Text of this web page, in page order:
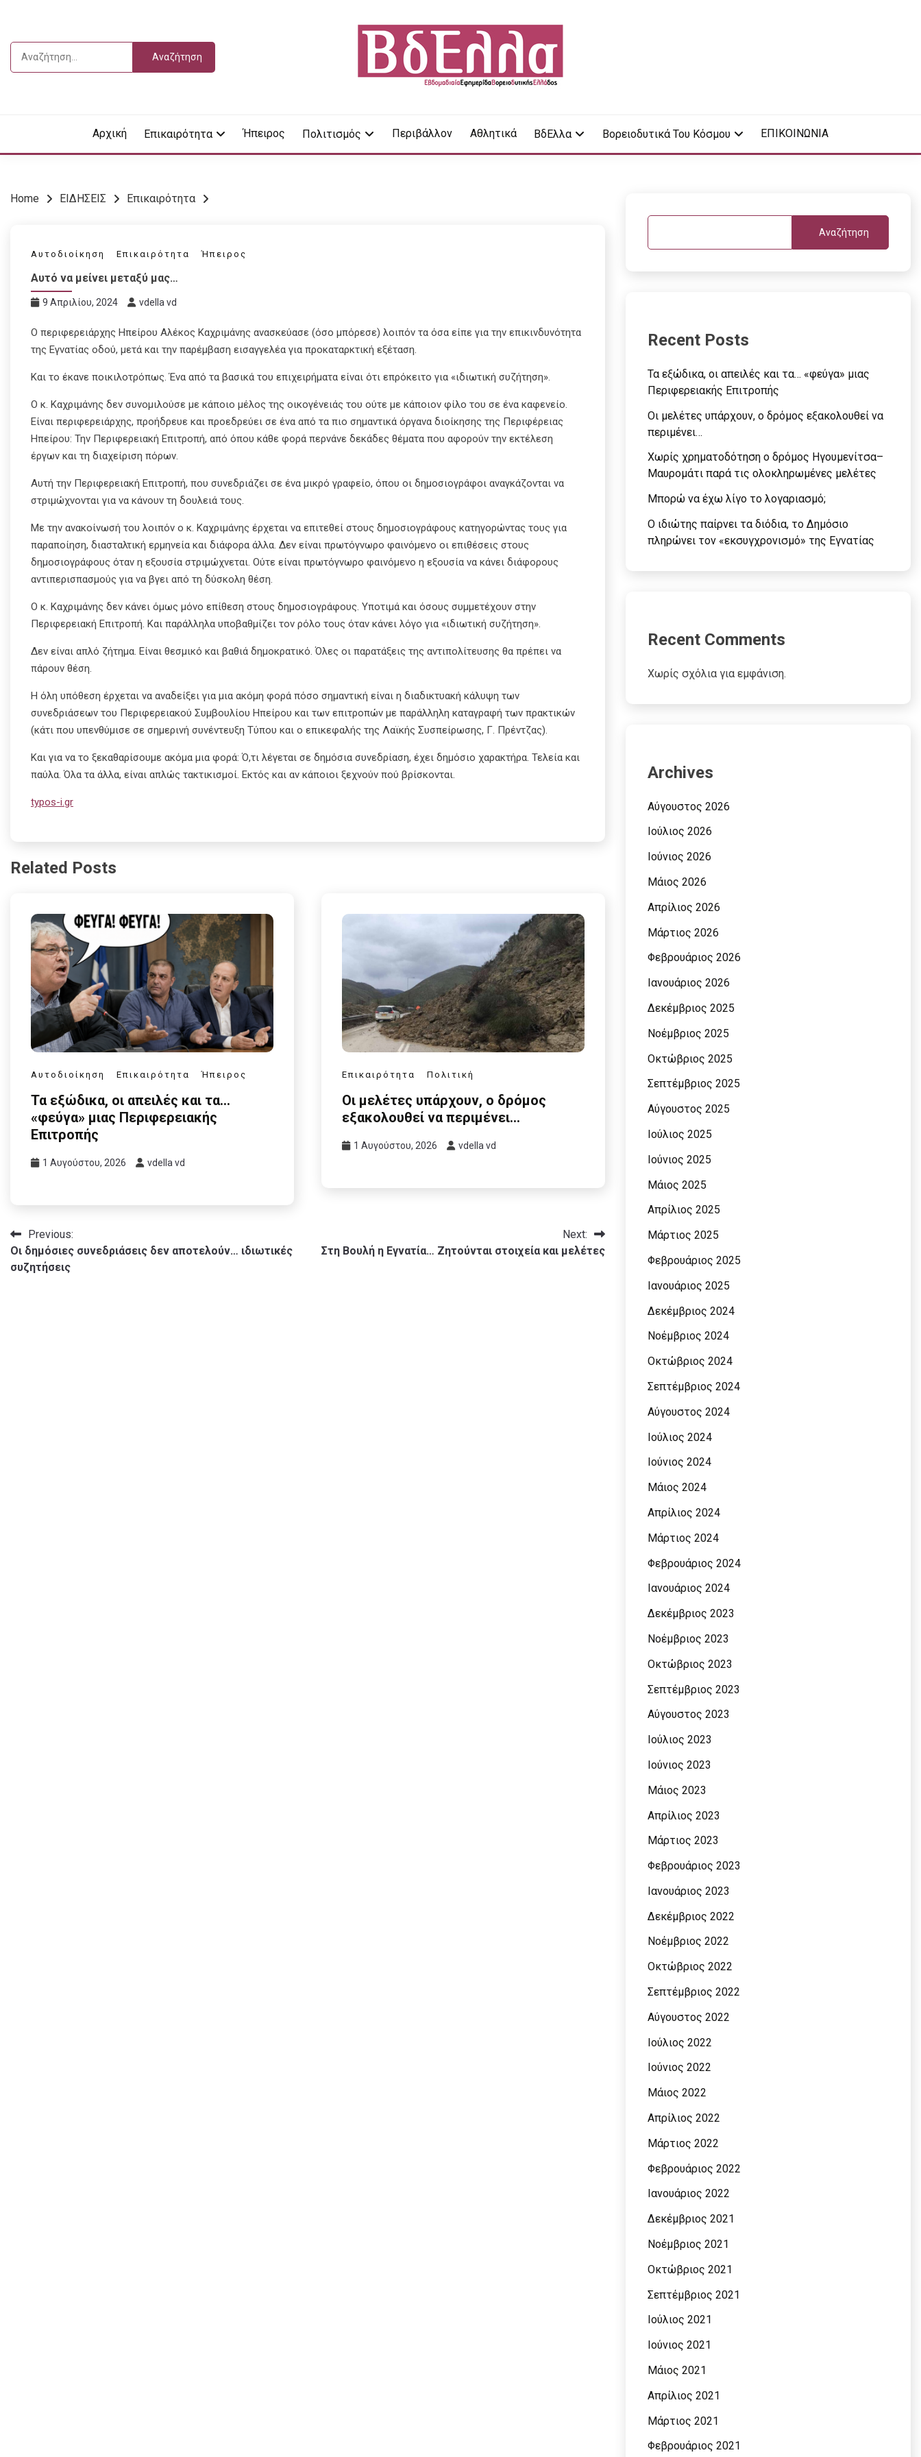
content
Αναζήτηση
Αρχική Επικαιρότητα Ήπειρος Πολιτισμός Περιβάλλον Αθλητικά ΒδΕλλα Βορειοδυτικά Του Κόσμου ΕΠΙΚΟΙΝΩΝΙΑ
Home ΕΙΔΗΣΕΙΣ Επικαιρότητα
Αυτοδιοίκηση Επικαιρότητα Ήπειρος
Αυτό να μείνει μεταξύ μας…
9 Απριλίου, 2024 vdella vd
Ο περιφερειάρχης Ηπείρου Αλέκος Καχριμάνης ανασκεύασε (όσο μπόρεσε) λοιπόν τα όσα είπε για την επικινδυνότητα
της Εγνατίας οδού, μετά και την παρέμβαση εισαγγελέα για προκαταρκτική εξέταση.
Και το έκανε ποικιλοτρόπως. Ένα από τα βασικά του επιχειρήματα είναι ότι επρόκειτο για «ιδιωτική συζήτηση».
Ο κ. Καχριμάνης δεν συνομιλούσε με κάποιο μέλος της οικογένειάς του ούτε με κάποιον φίλο του σε ένα καφενείο.
Είναι περιφερειάρχης, προήδρευε και προεδρεύει σε ένα από τα πιο σημαντικά όργανα διοίκησης της Περιφέρειας
Ηπείρου: Την Περιφερειακή Επιτροπή, από όπου κάθε φορά περνάνε δεκάδες θέματα που αφορούν την εκτέλεση
έργων και τη διαχείριση πόρων.
Αυτή την Περιφερειακή Επιτροπή, που συνεδριάζει σε ένα μικρό γραφείο, όπου οι δημοσιογράφοι αναγκάζονται να
στριμώχνονται για να κάνουν τη δουλειά τους.
Με την ανακοίνωσή του λοιπόν ο κ. Καχριμάνης έρχεται να επιτεθεί στους δημοσιογράφους κατηγορώντας τους για
παραποίηση, διασταλτική ερμηνεία και διάφορα άλλα. Δεν είναι πρωτόγνωρο φαινόμενο οι επιθέσεις στους
δημοσιογράφους όταν η εξουσία στριμώχνεται. Ούτε είναι πρωτόγνωρο φαινόμενο η εξουσία να κάνει διάφορους
αντιπερισπασμούς για να βγει από τη δύσκολη θέση.
Ο κ. Καχριμάνης δεν κάνει όμως μόνο επίθεση στους δημοσιογράφους. Υποτιμά και όσους συμμετέχουν στην
Περιφερειακή Επιτροπή. Και παράλληλα υποβαθμίζει τον ρόλο τους όταν κάνει λόγο για «ιδιωτική συζήτηση».
Δεν είναι απλό ζήτημα. Είναι θεσμικό και βαθιά δημοκρατικό. Όλες οι παρατάξεις της αντιπολίτευσης θα πρέπει να
πάρουν θέση.
Η όλη υπόθεση έρχεται να αναδείξει για μια ακόμη φορά πόσο σημαντική είναι η διαδικτυακή κάλυψη των
συνεδριάσεων του Περιφερειακού Συμβουλίου Ηπείρου και των επιτροπών με παράλληλη καταγραφή των πρακτικών
(κάτι που υπενθύμισε σε σημερινή συνέντευξη Τύπου και ο επικεφαλής της Λαϊκής Συσπείρωσης, Γ. Πρέντζας).
Και για να το ξεκαθαρίσουμε ακόμα μια φορά: Ό,τι λέγεται σε δημόσια συνεδρίαση, έχει δημόσιο χαρακτήρα. Τελεία και
παύλα. Όλα τα άλλα, είναι απλώς τακτικισμοί. Εκτός και αν κάποιοι ξεχνούν πού βρίσκονται.
typos-i.gr
Related Posts
Αυτοδιοίκηση Επικαιρότητα Ήπειρος
Τα εξώδικα, οι απειλές και τα…
«φεύγα» μιας Περιφερειακής
Επιτροπής
1 Αυγούστου, 2026 vdella vd
Επικαιρότητα Πολιτική
Οι μελέτες υπάρχουν, ο δρόμος
εξακολουθεί να περιμένει…
1 Αυγούστου, 2026 vdella vd
Πλοήγηση
άρθρων
Previous:
Οι δημόσιες συνεδριάσεις δεν αποτελούν… ιδιωτικές
συζητήσεις
Next:
Στη Βουλή η Εγνατία… Ζητούνται στοιχεία και μελέτες
Αναζήτηση
Recent Posts
Τα εξώδικα, οι απειλές και τα… «φεύγα» μιας
Περιφερειακής Επιτροπής
Οι μελέτες υπάρχουν, ο δρόμος εξακολουθεί να
περιμένει…
Χωρίς χρηματοδότηση ο δρόμος Ηγουμενίτσα–
Μαυρομάτι παρά τις ολοκληρωμένες μελέτες
Μπορώ να έχω λίγο το λογαριασμό;
Ο ιδιώτης παίρνει τα διόδια, το Δημόσιο
πληρώνει τον «εκσυγχρονισμό» της Εγνατίας
Recent Comments
Χωρίς σχόλια για εμφάνιση.
Archives
Αύγουστος 2026
Ιούλιος 2026
Ιούνιος 2026
Μάιος 2026
Απρίλιος 2026
Μάρτιος 2026
Φεβρουάριος 2026
Ιανουάριος 2026
Δεκέμβριος 2025
Νοέμβριος 2025
Οκτώβριος 2025
Σεπτέμβριος 2025
Αύγουστος 2025
Ιούλιος 2025
Ιούνιος 2025
Μάιος 2025
Απρίλιος 2025
Μάρτιος 2025
Φεβρουάριος 2025
Ιανουάριος 2025
Δεκέμβριος 2024
Νοέμβριος 2024
Οκτώβριος 2024
Σεπτέμβριος 2024
Αύγουστος 2024
Ιούλιος 2024
Ιούνιος 2024
Μάιος 2024
Απρίλιος 2024
Μάρτιος 2024
Φεβρουάριος 2024
Ιανουάριος 2024
Δεκέμβριος 2023
Νοέμβριος 2023
Οκτώβριος 2023
Σεπτέμβριος 2023
Αύγουστος 2023
Ιούλιος 2023
Ιούνιος 2023
Μάιος 2023
Απρίλιος 2023
Μάρτιος 2023
Φεβρουάριος 2023
Ιανουάριος 2023
Δεκέμβριος 2022
Νοέμβριος 2022
Οκτώβριος 2022
Σεπτέμβριος 2022
Αύγουστος 2022
Ιούλιος 2022
Ιούνιος 2022
Μάιος 2022
Απρίλιος 2022
Μάρτιος 2022
Φεβρουάριος 2022
Ιανουάριος 2022
Δεκέμβριος 2021
Νοέμβριος 2021
Οκτώβριος 2021
Σεπτέμβριος 2021
Ιούλιος 2021
Ιούνιος 2021
Μάιος 2021
Απρίλιος 2021
Μάρτιος 2021
Φεβρουάριος 2021